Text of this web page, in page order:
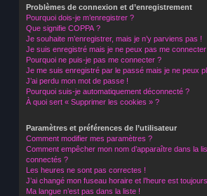
Problèmes de connexion et d’enregistrement
Pourquoi dois-je m’enregistrer ?
Que signifie COPPA ?
Je souhaite m’enregistrer, mais je n’y parviens pas !
Je suis enregistré mais je ne peux pas me connecter
Pourquoi ne puis-je pas me connecter ?
Je me suis enregistré par le passé mais je ne peux
J’ai perdu mon mot de passe !
Pourquoi suis-je automatiquement déconnecté ?
À quoi sert « Supprimer les cookies » ?
Paramètres et préférences de l’utilisateur
Comment modifier mes paramètres ?
Comment empêcher mon nom d’apparaître dans la
connectés ?
Les heures ne sont pas correctes !
J’ai changé mon fuseau horaire et l’heure est
Ma langue n’est pas dans la liste !